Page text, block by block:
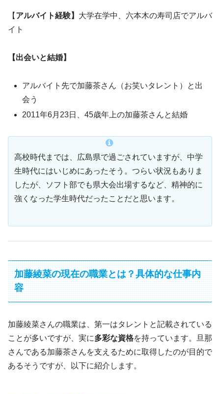
【 アルバイト経験】 大学在学中、六本木の寿司店でアルバ
イト
【出会いと結婚】
アルバイト先で加藤茶さん（お笑いタレント）と出
会う
2011年6月23日、45歳年上の加藤茶さんと結婚
高校時代までは、広島県で過ごされていますが、中学
生時代にはいじめにあったそう。つらい状況もありま
したが、ソフト部でも県大会出場するなど、精神的に
強くなった学生時代だったことだと思います。
加藤綾菜の現在の職業とは？具体的な仕事内
容
加藤綾菜さんの職業は、第一はタレントと記載されている
ことが多いですが、実に多彩な資格を持っています。旦那
さんである加藤茶さんを支えるために取得したのが目的で
あるそうですが、以下に紹介します。